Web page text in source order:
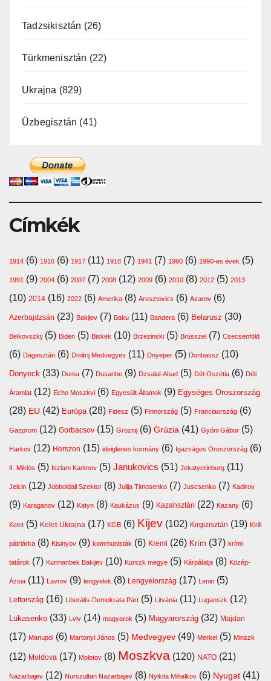
Tadzsikisztán (26)
Türkmenisztán (22)
Ukrajna (829)
Üzbegisztán (41)
Címkék
1914 (6) 1916 (6) 1917 (11) 1918 (7) 1941 (7) 1990 (6) 1990-es évek (5)
1991 (9) 2004 (6) 2007 (7) 2008 (12) 2009 (6) 2010 (8) 2012 (5) 2013
(10) 2014 (16) 2022 (6) Amerika (8) Aresztovics (6) Azarov (6)
Azerbajdzsán (23) Bakijev (7) Baku (11) Bandera (6) Belarusz (30)
Belkovszkij (5) Biden (5) Biskek (10) Brzezinski (5) Brüsszel (7) Csecsenföld
(6) Dagesztán (6) Dmitrij Medvegyev (11) Dnyeper (5) Donbassz (10)
Donyeck (33) Duma (7) Dusanbe (9) Dzsalal-Abad (5) Dél-Oszétia (6) Déli
Áramlat (12) Echo Moszkvi (6) Egyesült Államok (9) Egységes Oroszország
(28) EU (42) Európa (28) Fidesz (5) Finnország (5) Franciaország (6)
Gazprom (12) Gorbacsov (15) Groznij (6) Grúzia (41) Gyóni Gábor (5)
Harkov (12) Herszon (15) ideiglenes kormány (6) Igazságos Oroszország (6)
II. Miklós (5) Iszlam Karimov (5) Janukovics (51) Jekatyerinburg (11)
Jelcin (12) Jobboldali Szektor (8) Julija Timosenko (7) Juscsenko (7) Kadirov
(9) Karaganov (12) Katyn (8) Kaukázus (9) Kazahsztán (22) Kazany (6)
Kelet (5) Kelet-Ukrajna (17) KGB (6) Kijev (102) Kirgizisztán (19) Kirill
pátriárka (8) Kisinyov (9) kommunisták (6) Kreml (26) Krím (37) krími
tatárok (7) Kurmanbek Bakijev (10) Kurszk megye (5) Kárpátalja (8) Közép-
Ázsia (11) Lavrov (9) lengyelek (8) Lengyelország (17) Lenin (5)
Lettország (16) Liberális-Demokrata Párt (5) Litvánia (11) Luganszk (12)
Lukasenko (33) Lviv (14) magyarok (5) Magyarország (32) Majdan
(17) Mariupol (6) Martonyi János (5) Medvegyev (49) Merkel (5) Minszk
(12) Moldova (17) Molotov (8) Moszkva (120) NATO (21)
Nazarbajev (12) Nurszultan Nazarbajev (8) Nyikita Mihalkov (6) Nyugat (41)